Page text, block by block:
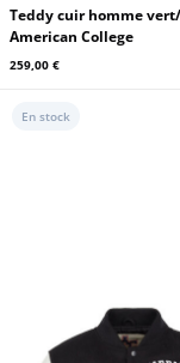
Teddy cuir homme vert/blanc
American College
259,00 €
En stock